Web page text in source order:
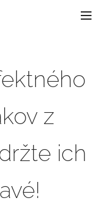
z
ich